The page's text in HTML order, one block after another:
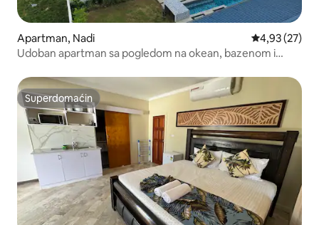
Apartman, Nadi Prosečna
4,93 (27)
Udoban apartman sa pogledom na okean, bazenom i
Superdomaćin
Superdomaćin